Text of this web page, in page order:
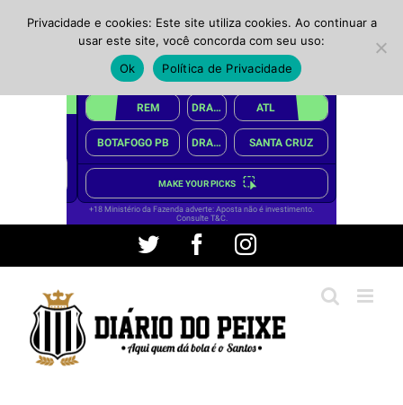
conteúdo
Twitter FacebookInstagram
Privacidade e cookies: Este site utiliza cookies. Ao continuar a
usar este site, você concorda com seu uso:
Ok
Política de Privacidade